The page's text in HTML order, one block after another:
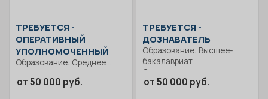
ТРЕБУЕТСЯ -
ОПЕРАТИВНЫЙ
УПОЛНОМОЧЕННЫЙ
Образование: Среднее
Ответственность..
от 50 000 руб.
ТРЕБУЕТСЯ -
ДОЗНАВАТЕЛЬ
Образование: Высшее-
бакалавриат.
Ответственность..
Правоохранительная
от 50 000 руб.